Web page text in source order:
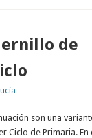
de
son una
Ciclo de Primaria. En